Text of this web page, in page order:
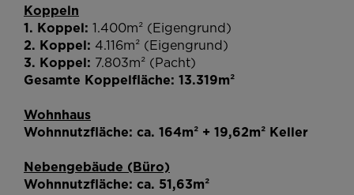
Koppeln
1. Koppel: 1.400m² (Eigengrund)
2. Koppel: 4.116m² (Eigengrund)
3. Koppel: 7.803m² (Pacht)
Gesamte Koppelfläche: 13.319m²
Wohnhaus
Wohnnutzfläche: ca. 164m² + 19,62m² Keller
Nebengebäude (Büro)
Wohnnutzfläche: ca. 51,63m²